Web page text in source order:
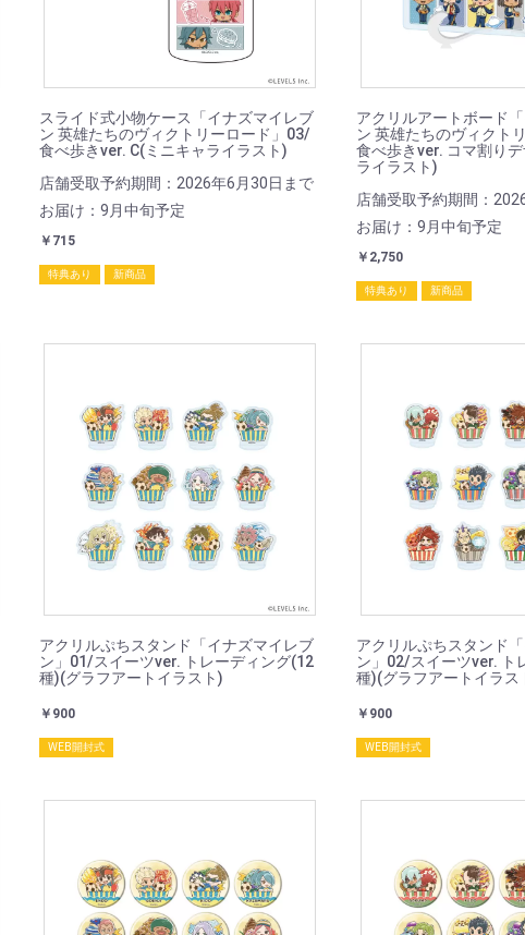
スライド式小物ケース「イナズマイレブ
ン 英雄たちのヴィクトリーロード」03/
食べ歩きver. C(ミニキャライラスト)
店舗受取予約期間：2026年6月30日まで
お届け：9月中旬予定
￥715
特典あり 新商品
アクリルアートボード
ン 英雄たちのヴィクト
食べ歩きver. コマ割り
ライラスト)
店舗受取予約期間：
お届け：9月中旬予定
￥2,750
特典あり 新商品
アクリルぷちスタンド「イナズマイレブ
ン」01/スイーツver. トレーディング(12
種)(グラフアートイラスト)
￥900
WEB開封式
アクリルぷちスタンド
ン」02/スイーツver. ト
種)(グラフアートイラス
￥900
WEB開封式